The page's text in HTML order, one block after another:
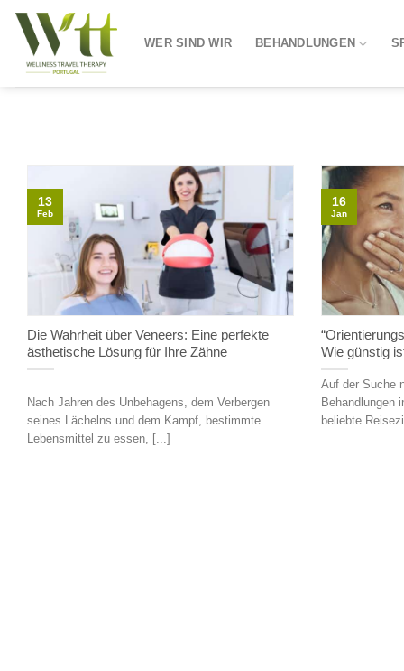
Inhalt
springen
WER SIND WIR BEHANDLUNGEN
Die Wahrheit über Veneers: Eine perfekte
ästhetische Lösung für Ihre Zähne
Nach Jahren des Unbehagens, dem Verbergen
seines Lächelns und dem Kampf, bestimmte
Lebensmittel zu essen, [...]
13
Feb
Wie günstig
Auf der Suche
Behandlungen
beliebte
16
Jan